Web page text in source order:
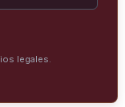
legales.